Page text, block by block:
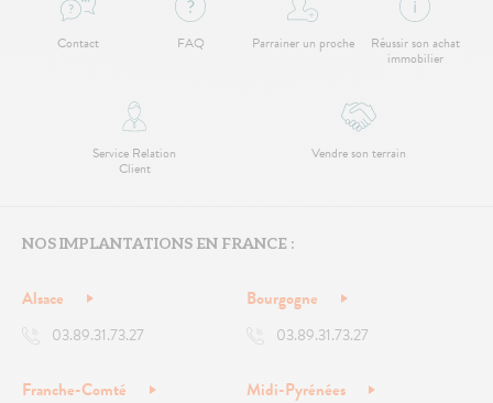
Contact FAQ Parrainer un proche Réussir son achat
immobilier
Service Relation
Client
Vendre son terrain
NOS IMPLANTATIONS EN FRANCE :
Alsace
03.89.31.73.27
Bourgogne
03.89.31.73.27
Franche-Comté Midi-Pyrénées